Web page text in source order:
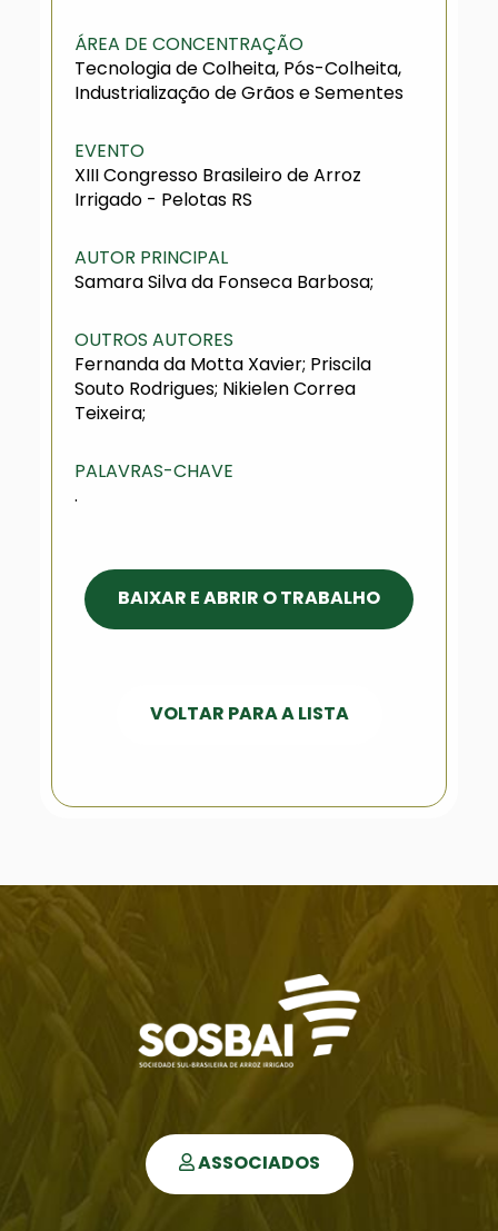
ÁREA DE CONCENTRAÇÃO
Tecnologia de Colheita, Pós-Colheita,
Industrialização de Grãos e Sementes
EVENTO
XIII Congresso Brasileiro de Arroz
Irrigado - Pelotas RS
AUTOR PRINCIPAL
Samara Silva da Fonseca Barbosa;
OUTROS AUTORES
Fernanda da Motta Xavier; Priscila
Souto Rodrigues; Nikielen Correa
Teixeira;
PALAVRAS-CHAVE
.
BAIXAR E ABRIR O TRABALHO
VOLTAR PARA A LISTA
ASSOCIADOS